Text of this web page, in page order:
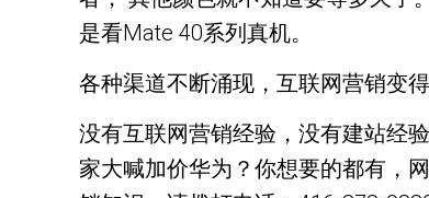
是看Mate 40系列真机。
各种渠道不断涌现，互联网营销变
没有互联网营销经验，没有建站经
家大喊加价华为？你想要的都有，